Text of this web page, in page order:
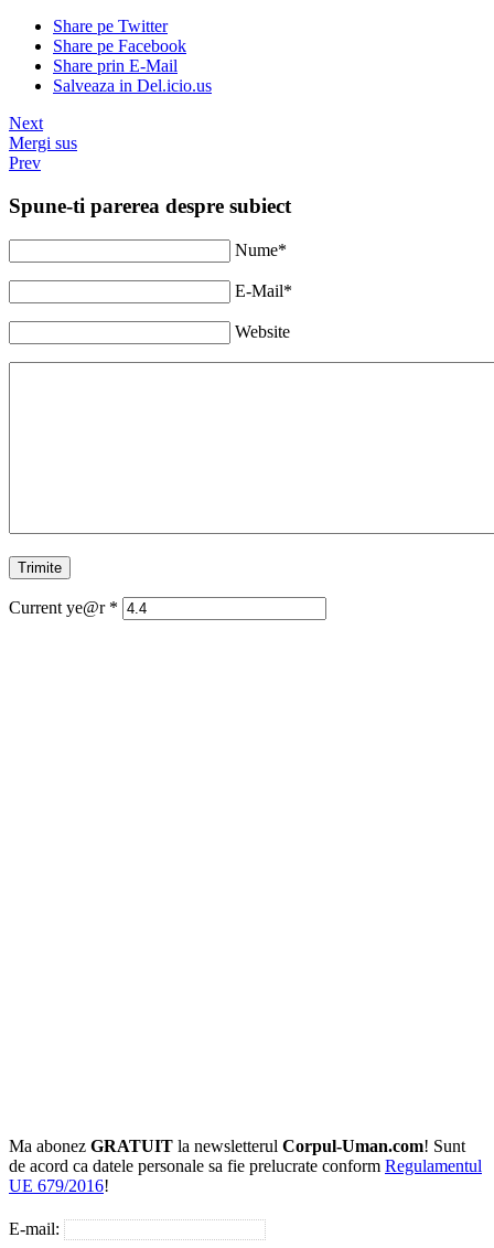
Share pe Twitter
Share pe Facebook
Share prin E-Mail
Salveaza in Del.icio.us
Next
Mergi sus
Prev
Spune-ti parerea despre subiect
Nume*
E-Mail*
Website
Current ye@r *
Ma abonez GRATUIT la newsletterul Corpul-Uman.com! Sunt
de acord ca datele personale sa fie prelucrate conform Regulamentul
UE 679/2016!
E-mail: